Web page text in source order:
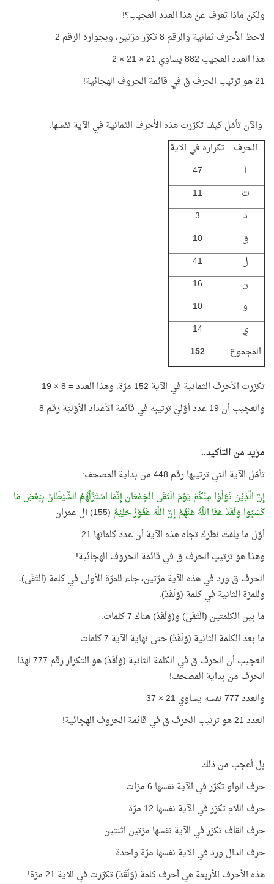
ولكن ماذا تعرف عن هذا العدد العجيب؟!
لاحظ الأحرف ثمانية والرقم 8 تكرّر مرّتين، وبجواره الرقم 2
هذا العدد العجيب 882 يساوي 21 × 21 × 2
21 هو ترتيب الحرف ق في قائمة الحروف الهجائية!
والآن تأمّل كيف تكرّرت هذه الأحرف الثمانية في الآية نفسها:
الحرف تكراره في الآية
أ
47
ت
11
د
3
ق
10
ل
41
ن
16
و
10
ي
14
المجموع
152
تكرّرت الأحرف الثمانية في الآية 152 مرّة، وهذا العدد = 8 × 19
والعجيب أن 19 عدد أوّليّ ترتيبه في قائمة الأعداد الأوّليّة رقم 8
مزيد من التأكيد..
تأمّل الآية التي ترتيبها رقم 448 من بداية المصحف:
إِنَّ الَّذِيْنَ تَوَلَّوْا مِنْكُمْ يَوْمَ الْتَقَى الْجَمْعَانِ إِنَّمَا اسْتَزَلَّهُمُ الشَّيْطَانُ بِبَعْضِ مَا
كَسَبُوا وَلَقَدْ عَفَا اللَّهُ عَنْهُمْ إِنَّ اللَّهَ غَفُوْرٌ حَلِيْمٌ (155) آل عمران
أوّل ما يلفت نظرك تجاه هذه الآية أن عدد كلماتها 21
وهذا هو ترتيب الحرف ق في قائمة الحروف الهجائية!
الحرف ق ورد في هذه الآية مرّتين، جاء للمرّة الأولى في كلمة (الْتَقَى)،
وللمرّة الثانية في كلمة (وَلَقَدْ).
ما بين الكلمتين (الْتَقَى) و(وَلَقَدْ) هناك 7 كلمات.
ما بعد الكلمة الثانية (وَلَقَدْ) حتى نهاية الآية 7 كلمات.
العجيب أن الحرف ق في الكلمة الثانية (وَلَقَدْ) هو التكرار رقم 777 لهذا
الحرف من بداية المصحف!
والعدد 777 نفسه يساوي 21 × 37
العدد 21 هو ترتيب الحرف ق في قائمة الحروف الهجائية!
بل أعجب من ذلك:
حرف الواو تكرّر في الآية نفسها 6 مرّات.
حرف اللام تكرّر في الآية نفسها 12 مرّة.
حرف القاف تكرّر في الآية نفسها مرّتين اثنتين.
حرف الدال ورد في الآية نفسها مرّة واحدة.
هذه الأحرف الأربعة هي أحرف كلمة (وَلَقَدْ) تكرّرت في الآية 21 مرّة!